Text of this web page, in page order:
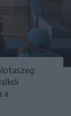
a